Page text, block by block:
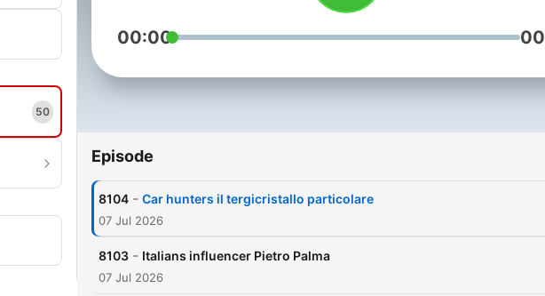
50
00:00
Episode
8104 - Car hunters il tergicristallo particolare
07 Jul 2026
8103 - Italians influencer Pietro Palma
07 Jul 2026